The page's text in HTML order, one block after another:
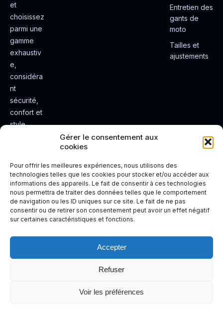
Gérer le consentement aux
cookies
Pour offrir les meilleures expériences, nous utilisons des
technologies telles que les cookies pour stocker et/ou accéder aux
informations des appareils. Le fait de consentir à ces technologies
nous permettra de traiter des données telles que le comportement
de navigation ou les ID uniques sur ce site. Le fait de ne pas
consentir ou de retirer son consentement peut avoir un effet négatif
sur certaines caractéristiques et fonctions.
Accepter
Refuser
Voir les préférences
et
choisissez
parmi une
gamme
exhaustiv
e,
considéra
nt
sécurité,
confort et
style.
e de
conduite
plus sûre
et plus
agréable.
Entretien des
gants de
moto
Tailles et
ajustements